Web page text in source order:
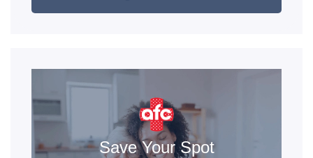
Save Your Spot